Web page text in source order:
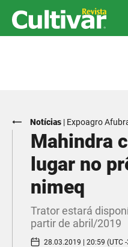
Notícias | Expoagro
Mahindra
lugar no
nimeq
Trator estará
partir de abril/2019
28.03.2019 | 20:59 (UTC